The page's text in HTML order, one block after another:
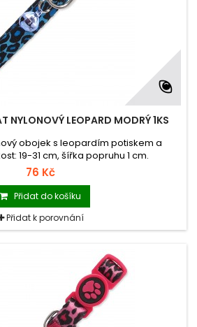
NYLONOVÝ LEOPARD MODRÝ 1KS
obojek s leopardím potiskem a
19-31 cm, šířka popruhu 1 cm.
76 Kč
Přidat do košíku
Přidat k porovnání